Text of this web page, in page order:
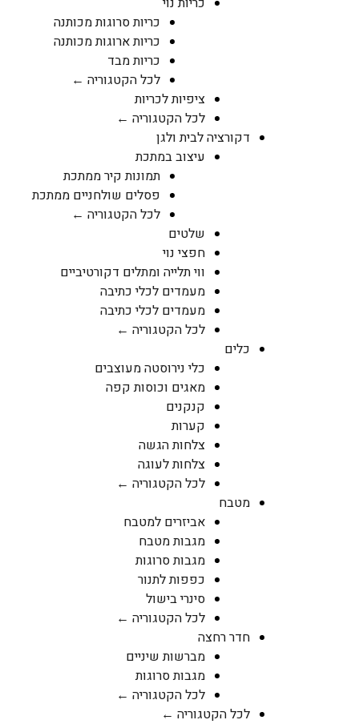
כריות סרוגות מכותנה
כריות ארוגות מכותנה
כריות מבד
לכל הקטגוריה ←
ציפיות לכריות
לכל הקטגוריה ←
דקורציה לבית ולגן
עיצוב במתכת
תמונות קיר ממתכת
פסלים שולחניים ממתכת
לכל הקטגוריה ←
שלטים
חפצי נוי
ווי תלייה ומתלים דקורטיביים
מעמדים לכלי כתיבה
מעמדים לכלי כתיבה
לכל הקטגוריה ←
כלים
כלי נירוסטה מעוצבים
מאגים וכוסות קפה
קנקנים
קערות
צלחות הגשה
צלחות לעוגה
לכל הקטגוריה ←
מטבח
אביזרים למטבח
מגבות מטבח
מגבות סרוגות
כפפות לתנור
סינרי בישול
לכל הקטגוריה ←
חדר רחצה
מברשות שיניים
מגבות סרוגות
לכל הקטגוריה ←
לכל הקטגוריה ←